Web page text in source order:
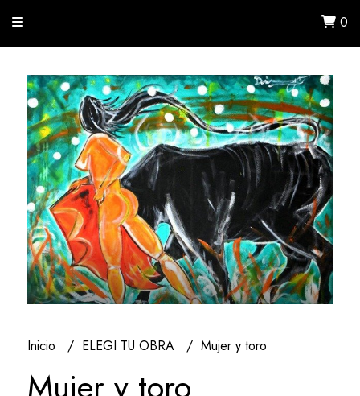
0
Inicio ELEGI TU OBRA Mujer y toro